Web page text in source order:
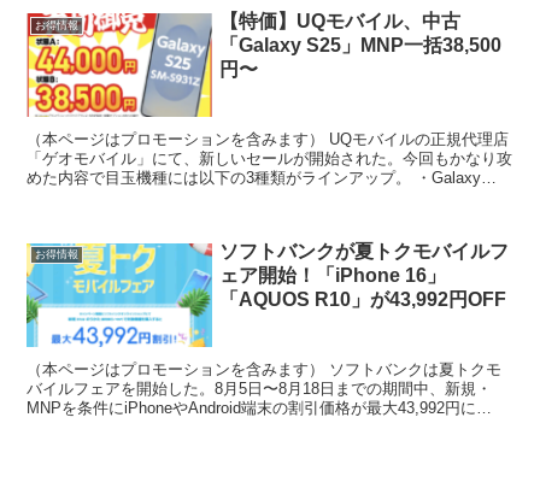
お得情報
【特価】UQモバイル、中古
「Galaxy S25」MNP一括38,500
円〜
（本ページはプロモーションを含みます） UQモバイルの正規代理店
「ゲオモバイル」にて、新しいセールが開始された。今回もかなり攻
めた内容で目玉機種には以下の3種類がラインアップ。 ・Galaxy
お得情報
ソフトバンクが夏トクモバイルフ
ェア開始！「iPhone 16」
「AQUOS R10」が43,992円OFF
（本ページはプロモーションを含みます） ソフトバンクは夏トクモ
バイルフェアを開始した。8月5日〜8月18日までの期間中、新規・
MNPを条件にiPhoneやAndroid端末の割引価格が最大43,992円に